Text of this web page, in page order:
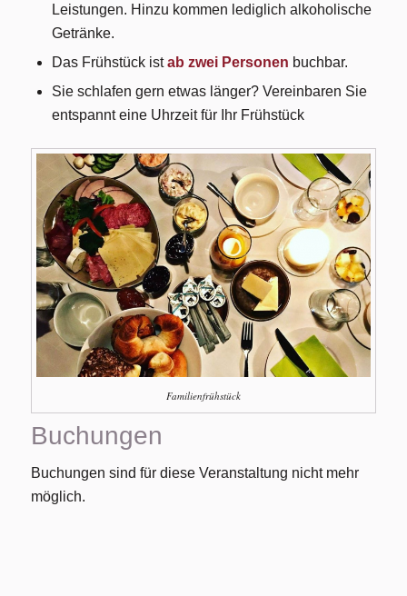
Leistungen. Hinzu kommen lediglich alkoholische
Getränke.
Das Frühstück istab zwei Personen buchbar.
Sie schlafen gern etwas länger? Vereinbaren Sie
entspannt eine Uhrzeit für Ihr Frühstück
Familienfrühstück
Buchungen
Buchungen sind für diese Veranstaltung nicht mehr
möglich.